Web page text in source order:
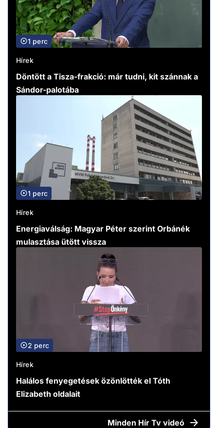
1 perc
Hírek
Döntött a Tisza-frakció: már tudni, kit szánnak a
Sándor-palotába
1 perc
Hírek
Energiaválság: Magyar Péter szerint Orbánék
mulasztása ütött vissza
2 perc
Hírek
Halálos fenyegetések özönlötték el Tóth
Elizabeth oldalait
Minden Hír Tv videó